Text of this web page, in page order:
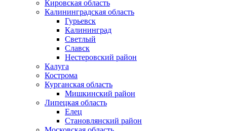
Кировская область
Калининградская область
Гурьевск
Калининград
Светлый
Славск
Нестеровский район
Калуга
Кострома
Курганская область
Мишкинский район
Липецкая область
Елец
Становлянский район